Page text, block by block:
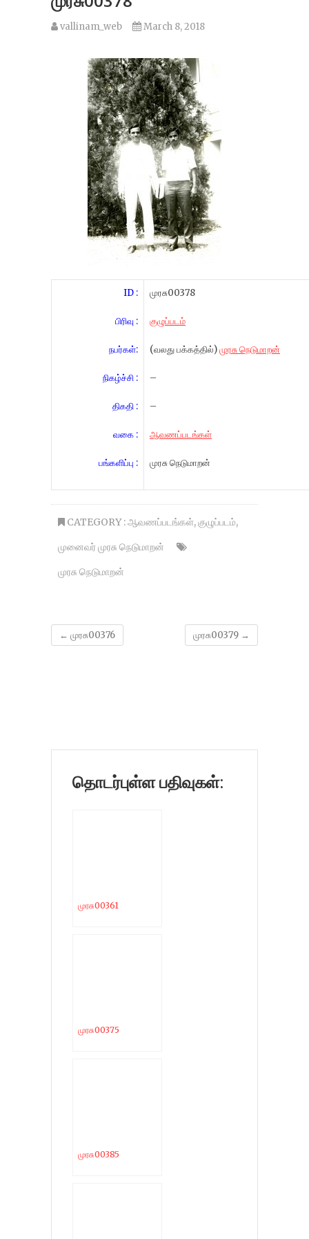
vallinam_web March 8, 2018
ID :
பிரிவு :
நபர்கள்:
நிகழ்ச்சி :
திகதி :
வகை :
பங்களிப்பு :
முரசு00378
குழுப்படம்
(வலது பக்கத்தில்)முரசு நெடுமாறன்
–
–
ஆவணப்படங்கள்
முரசு நெடுமாறன்
CATEGORY :ஆவணப்படங்கள்,குழுப்படம்,
முனைவர் முரசு நெடுமாறன்
முரசு நெடுமாறன்
← முரசு00376 முரசு00379 →
தொடர்புள்ள பதிவுகள்:
முரசு00361
முரசு00375
முரசு00385